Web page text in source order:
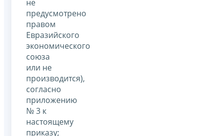
не
предусмотрено
правом
Евразийского
экономического
союза
или не
производится),
согласно
приложению
№ 3 к
настоящему
приказу;